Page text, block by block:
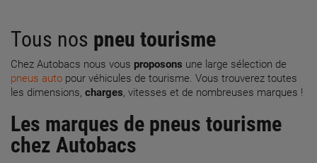
Tous nos pneu tourisme
Chez Autobacs nous vous proposons une large sélection de
pneus auto pour véhicules de tourisme. Vous trouverez toutes
les dimensions, charges, vitesses et de nombreuses marques !
Les marques de pneus tourisme
chez Autobacs